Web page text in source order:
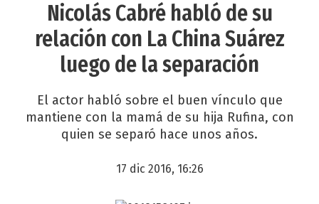
Nicolás Cabré habló de su
relación con La China Suárez
luego de la separación
El actor habló sobre el buen vínculo que
mantiene con la mamá de su hija Rufina, con
quien se separó hace unos años.
17 dic 2016, 16:26